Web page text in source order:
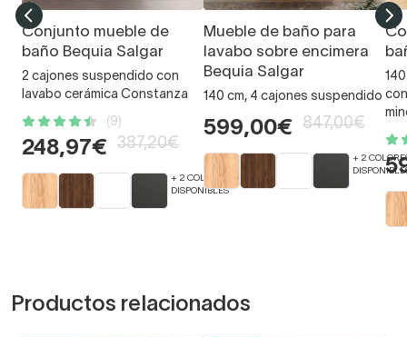
Conjunto mueble de
baño Bequia Salgar
2 cajones suspendido con
lavabo cerámica Constanza
(9)
248,97€ 387,20€
+ 2 COLORES
DISPONIBLES
Mueble de baño para
lavabo sobre encimera
Bequia Salgar
140 cm, 4 cajones suspendido
599,00€ 847,00€
+ 2
Productos relacionados